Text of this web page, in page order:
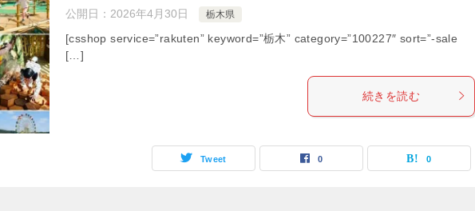
公開日： 2026年4月30日 栃木県
[csshop service=”rakuten” keyword=”栃木” category=”100227″ sort=”-sale
[…]
続きを読む
Tweet 0 0